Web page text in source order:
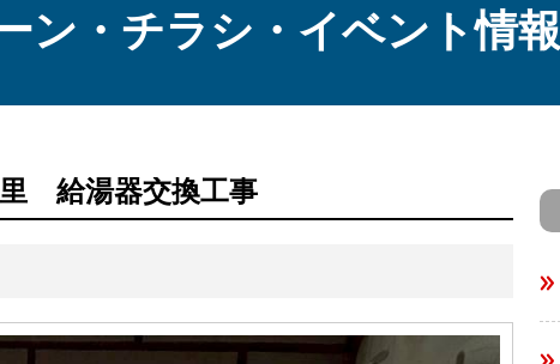
ン・チラシ・イベント情報
給湯器交換工事